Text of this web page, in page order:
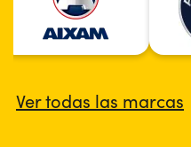
Ver todas las marcas